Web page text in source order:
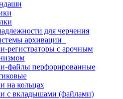
для черчения
архивации
регистраторы с арочным
файлы перфорированные
на кольцах
с вкладышами (файлами)